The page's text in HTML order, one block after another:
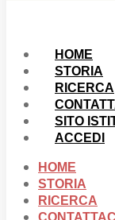
HOME
STORIA
RICERCA
SITO
ACCEDI
HOME
STORIA
RICERCA
CONTATTACI